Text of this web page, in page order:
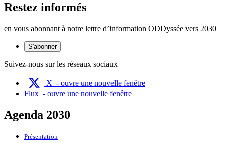
Restez informés
en vous abonnant à notre lettre d’information ODDyssée vers 2030
S'abonner
Suivez-nous sur les réseaux sociaux
X - ouvre une nouvelle fenêtre
Flux - ouvre une nouvelle fenêtre
Agenda 2030
Présentation